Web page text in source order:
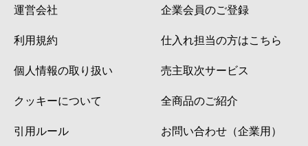
運営会社
利用規約
個人情報の取り扱い
クッキーについて
引用ルール
企業会員のご登録
仕入れ担当の方はこちら
売主取次サービス
全商品のご紹介
お問い合わせ（企業用）